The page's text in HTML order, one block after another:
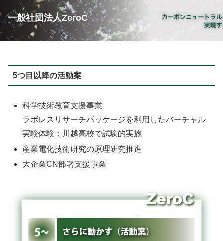
一般社団法人ZeroC
5つ目以降の活動案
科学技術教育支援事業
ラボレスリサーチパッケージを利用したバーチャル
実験体験：川越高校で試験的実施
産業電化技術研究の原理研究推進
大企業CN部署支援事業